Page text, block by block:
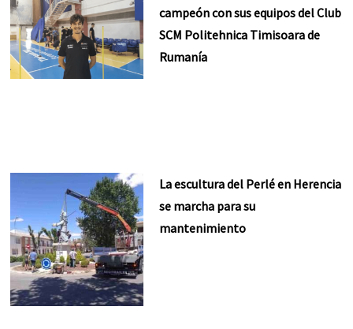
campeón con sus equipos del Club
SCM Politehnica Timisoara de
Rumanía
La escultura del Perlé en Herencia
se marcha para su
mantenimiento